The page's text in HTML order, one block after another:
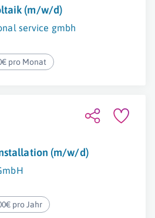
(m/w/d)
service gmbh
pro Monat
(m/w/d)
pro Jahr